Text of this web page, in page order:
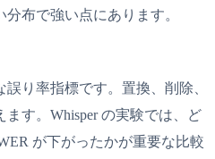
布で強い点にあります。
り率指標です。置換、削除、
す。Whisper の実験では、ど
が下がったかが重要な比較